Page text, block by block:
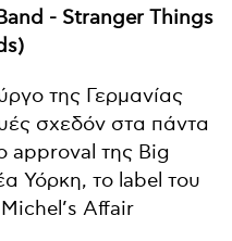
- Stranger Things
της Γερμανίας
σχεδόν στα πάντα
approval της Big
Υόρκη, το label του
Affair